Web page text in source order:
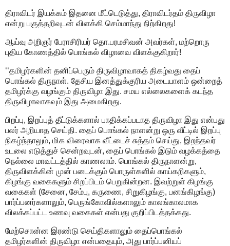
திராவிடர் இயக்கம் இதனை மீட்டெடுத்து, திராவிடர்தம் திருவிழா
என்று பகுத்தறிவுடன் விளக்கி செம்மாந்து நிற்கிறது!
ஆய்வு அறிஞர் பேராசிரியர் தொ.பரமசிவன் அவர்கள், மற்றொரு
புதிய கோணத்தில் பொங்கல் விழாவை விளக்குகிறார்!
‘‘தமிழர்களின் தனிப்பெரும் திருவிழாவாகத் திகழ்வது தைப்
பொங்கல் திருநாள். தேசிய இனத்துக்குரிய அடையாளம் ஒன்றைத்
தமிழர்க்கு வழங்கும் திருவிழா இது. சமய எல்லைகளைக் கடந்த
திருவிழாவாகவும் இது அமைகிறது.
பிறப்பு, இறப்புத் தீட்டுக்களால் பாதிக்கப்படாத திருவிழா இது என்பது
பலர் அறியாத செய்தி. தைப் பொங்கல் நாளன்று ஒரு வீட்டில் இறப்பு
நிகழ்ந்தாலும், மிக விரைவாக வீட்டைச் சுத்தம் செய்து, இறந்தவர்
உடலை எடுத்துச் சென்றவுடன், தைப் பொங்கல் இடும் வழக்கத்தை
நெல்லை மாவட்டத்தில் காணலாம். பொங்கல் திருநாளன்று,
திருவிளக்கின் முன் படைக்கும் பொருள்களில் காய்கறிகளும்,
கிழங்கு வகைகளும் சிறப்பிடம் பெறுகின்றன. இவற்றுள் கிழங்கு
வகைகள் (சேனை, சேம்பு, கருணை, சிறுகிழங்கு, பனங்கிழங்கு)
பார்ப்பனர்களாலும், பெருங்கோவில்களாலும் காலங்காலமாக
விலக்கப்பட்ட உணவு வகைகள் என்பது குறிப்பிடத்தக்கது.
மேற்சொன்ன இரண்டு செய்திகளாலும் தைப்பொங்கல்
தமிழர்களின் திருவிழா என்பதையும், அது பார்ப்பனியப்